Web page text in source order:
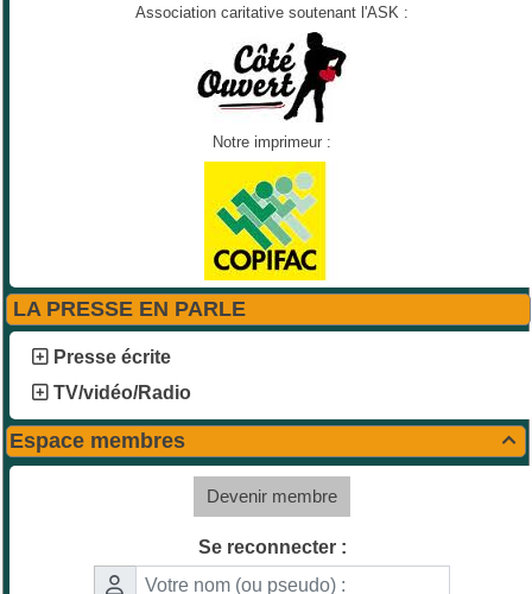
Association caritative soutenant l'ASK :
Notre imprimeur :
LA PRESSE EN PARLE
Presse écrite
TV/vidéo/Radio

Espace membres
Devenir membre
Se reconnecter :